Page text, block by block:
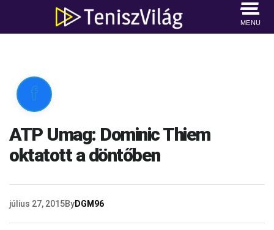
MENU

ATP Umag: Dominic Thiem
oktatott a döntőben
július 27, 2015ByDGM96